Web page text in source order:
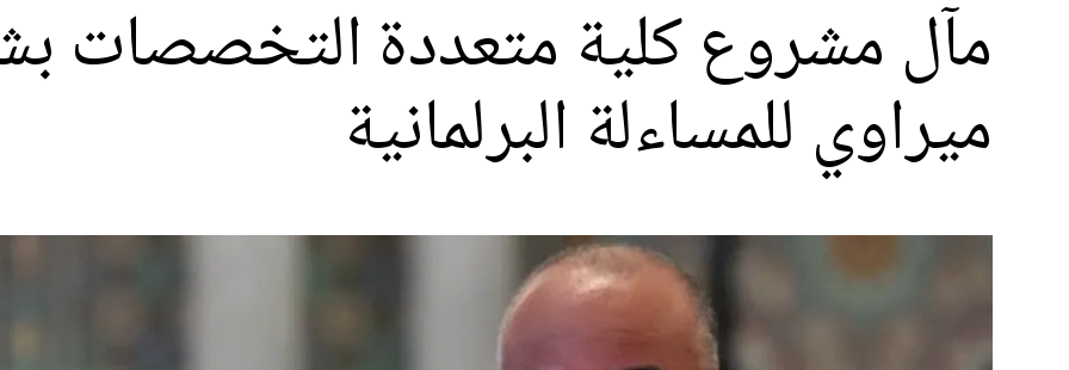
مآل مشروع كلية متعددة التخصصات
ميراوي للمساءلة البرلمانية